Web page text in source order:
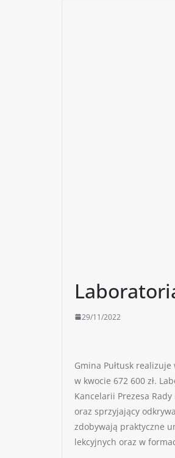
29/11/2022
Gmina Pułtusk
w kwocie 672 600 zł.
Kancelarii Prezesa
oraz sprzyjający
zdobywają praktyczne
lekcyjnych oraz w